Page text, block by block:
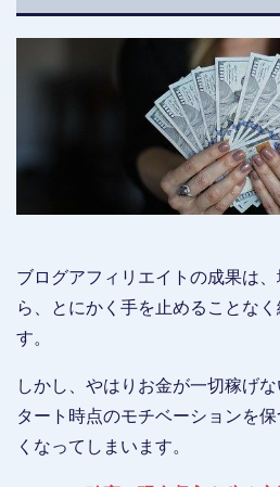
ブログアフィリエイトの成果は
ら、とにかく手を止めることな
す。
しかし、やはりお金が一切稼げ
タート時点のモチベーションを
くなってしまいます。